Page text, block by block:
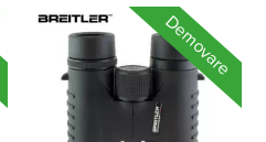
Demovare